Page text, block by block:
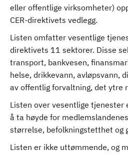
eller offentlige virksomheter)
CER-direktivets vedlegg.
Listen omfatter vesentlige
direktivets 11 sektorer. Disse
transport, bankvesen,
helse, drikkevann, avløpsvann,
av offentlig forvaltning, det ytre
Listen over vesentlige
å ta høyde for
størrelse, befolkningstetthet og
Listen er ikke uttømmende, og